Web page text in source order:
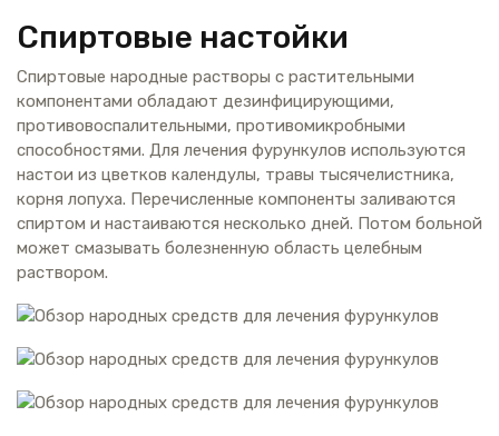
Спиртовые настойки
Спиртовые народные растворы с растительными
компонентами обладают дезинфицирующими,
противовоспалительными, противомикробными
способностями. Для лечения фурункулов используются
настои из цветков календулы, травы тысячелистника,
корня лопуха. Перечисленные компоненты заливаются
спиртом и настаиваются несколько дней. Потом больной
может смазывать болезненную область целебным
раствором.